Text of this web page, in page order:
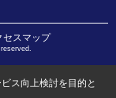
セスマップ
ス向上検討を目的と